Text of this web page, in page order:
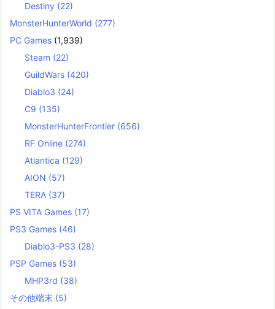
Destiny (22)
MonsterHunterWorld (277)
PC Games (1,939)
Steam (22)
GuildWars (420)
Diablo3 (24)
C9 (135)
MonsterHunterFrontier (656)
RF Online (274)
Atlantica (129)
AION (57)
TERA (37)
PS VITA Games (17)
PS3 Games (46)
Diablo3-PS3 (28)
PSP Games (53)
MHP3rd (38)
その他端末 (5)